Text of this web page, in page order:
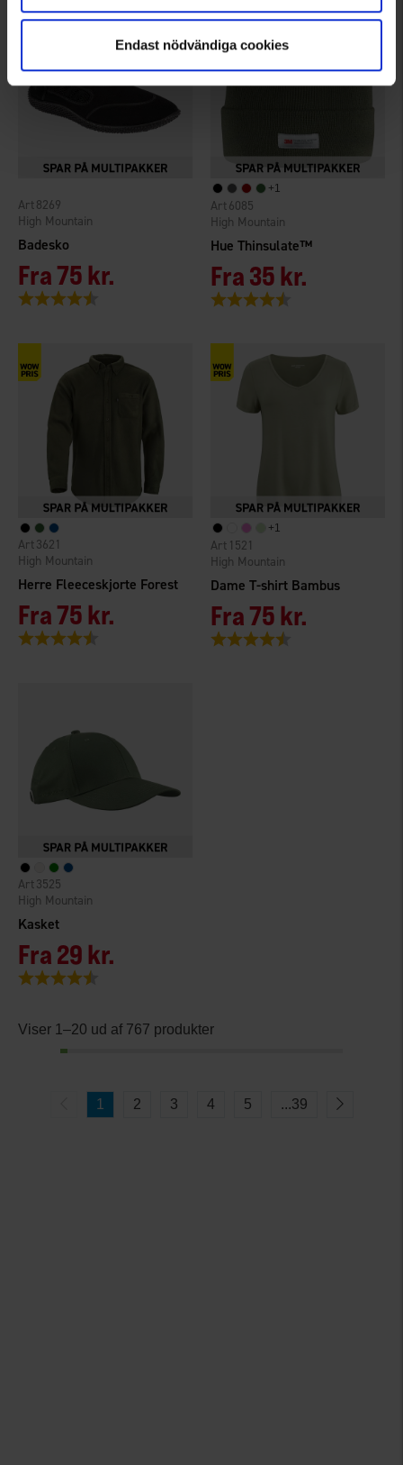
Endast nödvändiga cookies
Badesko
High Mountain
8269
Fra75 kr.
Vurdering:
+1
Hue Thinsulate™
High Mountain
6085
Fra35 kr.
Vurdering:
Herre Fleeceskjorte Forest
High Mountain
3621
Fra75 kr.
Vurdering:
+1
Dame T-shirt Bambus
High Mountain
1521
Fra75 kr.
Vurdering:
Kasket
High Mountain
3525
Fra29 kr.
Vurdering:
Viser 1–20 ud af 767 produkter
1 2 3 4 5 ...39